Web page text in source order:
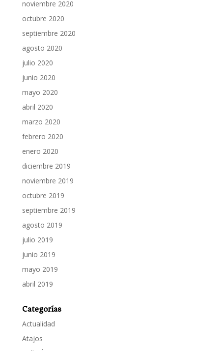
noviembre 2020
octubre 2020
septiembre 2020
agosto 2020
julio 2020
junio 2020
mayo 2020
abril 2020
marzo 2020
febrero 2020
enero 2020
diciembre 2019
noviembre 2019
octubre 2019
septiembre 2019
agosto 2019
julio 2019
junio 2019
mayo 2019
abril 2019
Categorías
Actualidad
Atajos